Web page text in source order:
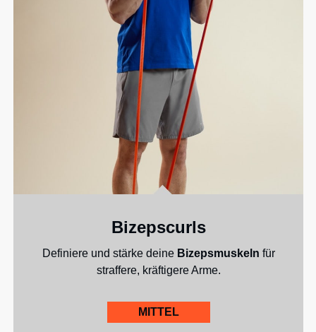
Bizepscurls
Definiere und stärke deine Bizepsmuskeln für
straffere, kräftigere Arme.
MITTEL